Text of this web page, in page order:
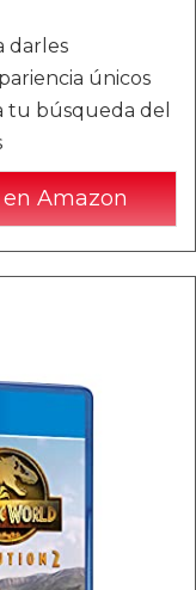
darles
únicos
tu búsqueda del
Amazon